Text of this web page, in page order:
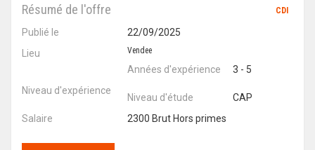
Résumé de l'offre CDI
Publié le
22/09/2025
Lieu
Vendee
Années d'expérience
3 - 5
Niveau d'expérience
Niveau d'étude
CAP
Salaire
2300 Brut Hors primes